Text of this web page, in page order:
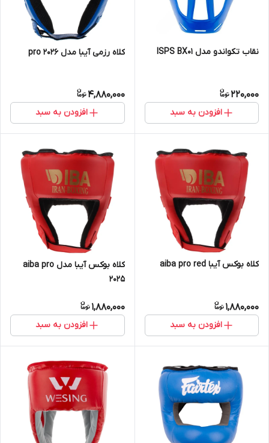
نقاب تکواندو مدل ISPS BX01
220,000
افزودن به سبد
کلاه رزمی آیبا مدل pro 2026
4,880,000
افزودن به سبد
کلاه بوکس آیبا aiba pro red
1,880,000
افزودن به سبد
کلاه بوکس آیبا مدل aiba pro
2025
1,880,000
افزودن به سبد